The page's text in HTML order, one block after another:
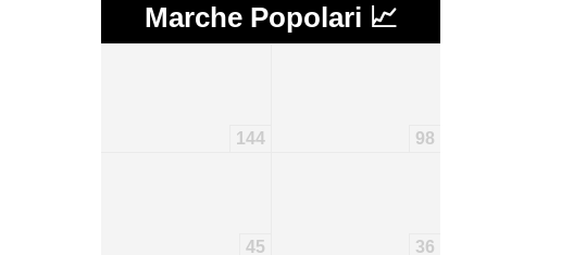
Marche Popolari 📈
144 98
45 36